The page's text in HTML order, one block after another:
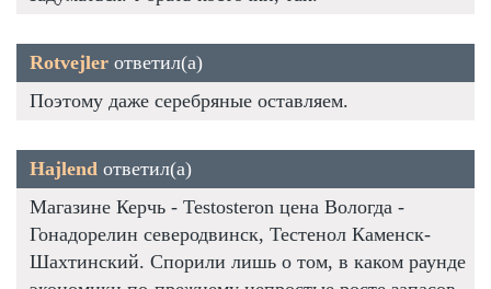
Rotvejler ответил(а)
Поэтому даже серебряные оставляем.
Hajlend ответил(а)
Магазине Керчь - Testosteron цена Вологда -
Гонадорелин северодвинск, Тестенол Каменск-
Шахтинский. Спорили лишь о том, в каком раунде